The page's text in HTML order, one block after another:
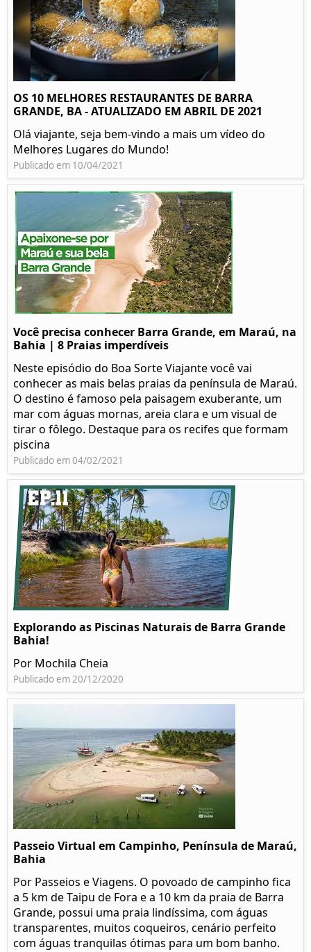
OS 10 MELHORES RESTAURANTES DE BARRA
GRANDE, BA - ATUALIZADO EM ABRIL DE 2021
Olá viajante, seja bem-vindo a mais um vídeo do
Melhores Lugares do Mundo!
Publicado em 10/04/2021
Você precisa conhecer Barra Grande, em Maraú, na
Bahia | 8 Praias imperdíveis
Neste episódio do Boa Sorte Viajante você vai
conhecer as mais belas praias da península de Maraú.
O destino é famoso pela paisagem exuberante, um
mar com águas mornas, areia clara e um visual de
tirar o fôlego. Destaque para os recifes que formam
piscina
Publicado em 04/02/2021
Explorando as Piscinas Naturais de Barra Grande
Bahia!
Por Mochila Cheia
Publicado em 20/12/2020
Passeio Virtual em Campinho, Península de Maraú,
Bahia
Por Passeios e Viagens. O povoado de campinho fica
a 5 km de Taipu de Fora e a 10 km da praia de Barra
Grande, possui uma praia lindíssima, com águas
transparentes, muitos coqueiros, cenário perfeito
com águas tranquilas ótimas para um bom banho.